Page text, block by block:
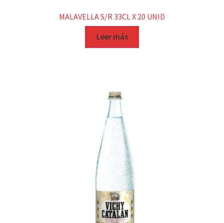
MALAVELLA S/R 33CL X 20 UNID
Leer más